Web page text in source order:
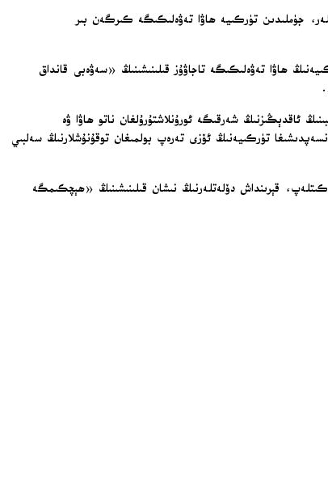
جۈملىدىن تۈركىيە ھاۋا تەۋەلىكىگە كىرگەن بىر
ھاۋا تەۋەلىكىگە تاجاۋۇز قىلىنىشىنىڭ «سەۋەبى قانداق
ئاقدېڭىزنىڭ شەرقىگە ئورۇنلاشتۇرۇلغان ناتو ھاۋا ۋە
تۈركىيەنىڭ ئۆزى تەرەپ بولمىغان توقۇنۇشلارنىڭ سەلبىي
قېرىنداش دۆلەتلەرنىڭ نىشان قىلىنىشىنىڭ «ھېچكىمگە